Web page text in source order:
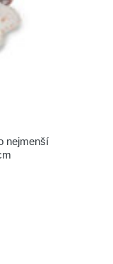
nejmenší